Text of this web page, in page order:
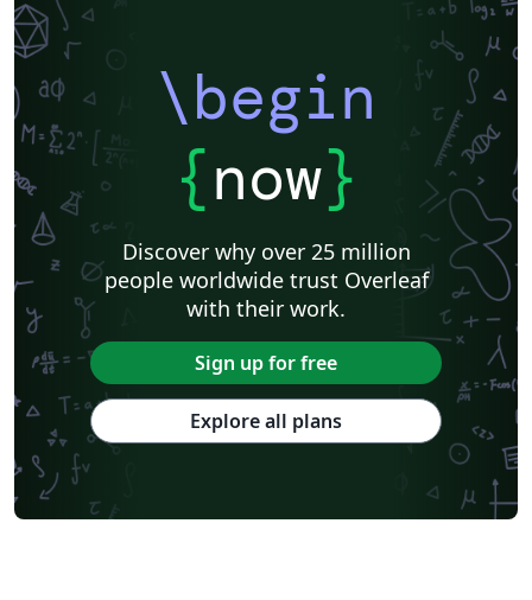
\begin
{now}
Discover why over 25 million
people worldwide trust Overleaf
with their work.
Sign up for free
Explore all plans